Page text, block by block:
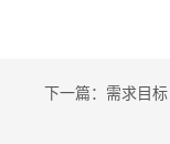
下一篇：需求目标